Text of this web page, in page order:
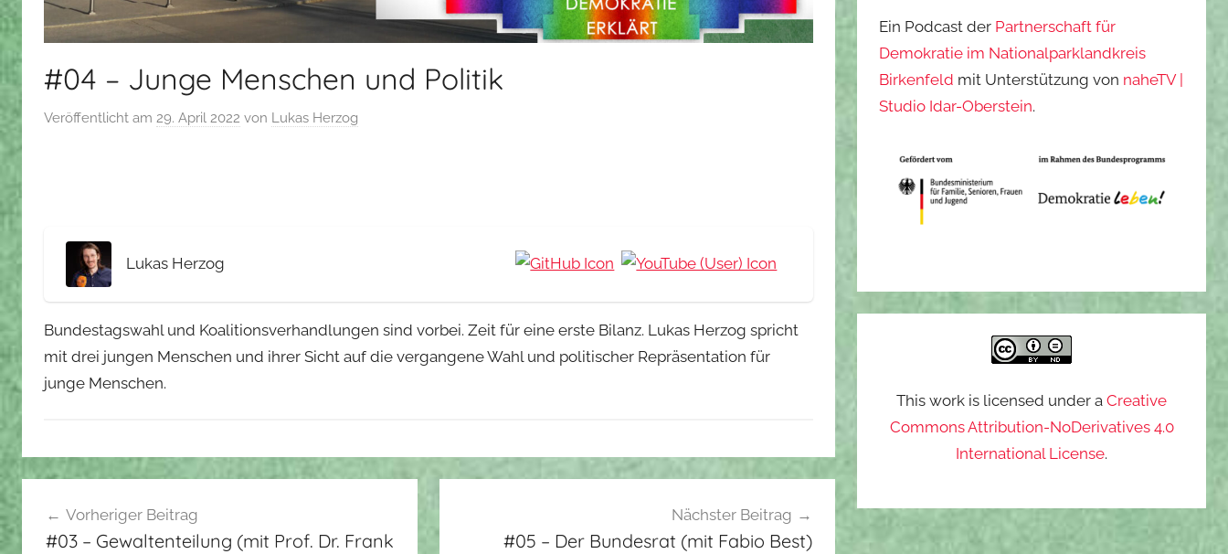
#04 – Junge Menschen und Politik
Veröffentlicht am 29. April 2022 von Lukas Herzog
Lukas Herzog
Bundestagswahl und Koalitionsverhandlungen sind vorbei. Zeit für eine erste Bilanz. Lukas Herzog spricht
mit drei jungen Menschen und ihrer Sicht auf die vergangene Wahl und politischer Repräsentation für
junge Menschen.
Vorheriger Beitrag
#03 – Gewaltenteilung (mit Prof. Dr. Frank
Nächster Beitrag
#05 – Der Bundesrat (mit Fabio Best)
Ein Podcast der Partnerschaft für
Demokratie im Nationalparklandkreis
Birkenfeld mit Unterstützung von naheTV |
Studio Idar-Oberstein.
This work is licensed under aCreative
Commons Attribution-NoDerivatives 4.0
International License.